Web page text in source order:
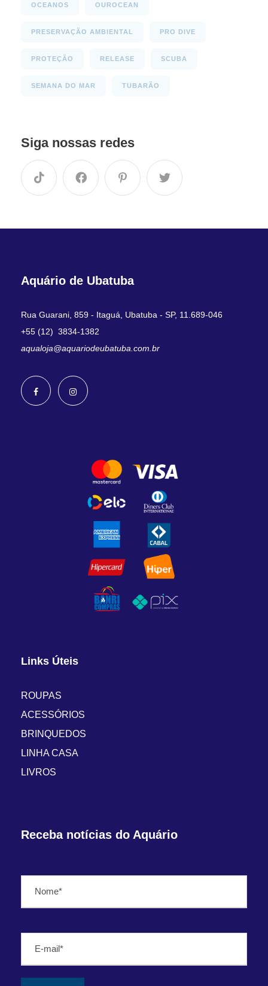
OCEANOS OUROCEAN
PRESERVAÇÃO AMBIENTAL PRO DIVE
PROTEÇÃO RELEASE SCUBA
SEMANA DO MAR TUBARÃO
Siga nossas redes
Aquário de Ubatuba
Rua Guarani, 859 - Itaguá, Ubatuba - SP, 11.689-046
+55 (12) 3834-1382
aqualoja@aquariodeubatuba.com.br
Links Úteis
ROUPAS
ACESSÓRIOS
BRINQUEDOS
LINHA CASA
LIVROS
Receba notícias do Aquário